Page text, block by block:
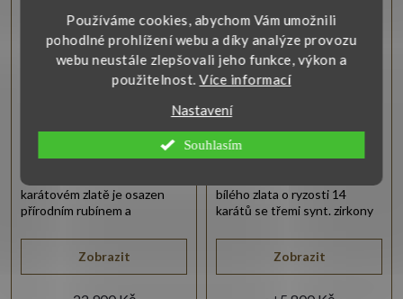
Používáme cookies, abychom Vám umožnili
pohodlné prohlížení webu a díky analýze provozu
webu neustále zlepšovali jeho funkce, výkon a
použitelnost.Více informací
Nastavení
Souhlasím
Zobrazit
Úžasný prsten v bílém 14-ti
karátovém zlatě je osazen
přírodním rubínem a
Zobrazit
bílého zlata o ryzosti 14
karátů se třemi synt. zirkony